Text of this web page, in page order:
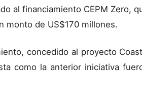
al financiamiento CEPM Zero,
monto de US$170 millones.
concedido al proyecto
como la anterior iniciativa